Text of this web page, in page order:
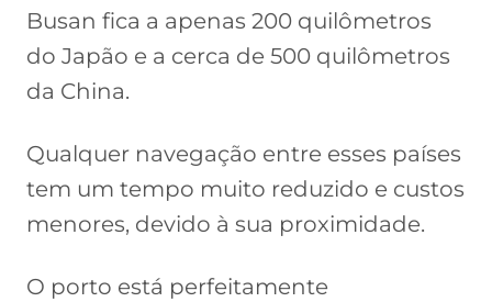
Busan fica a apenas 200 quilômetros
do Japão e a cerca de 500 quilômetros
da China.
Qualquer navegação entre esses países
tem um tempo muito reduzido e custos
menores, devido à sua proximidade.
O porto está perfeitamente